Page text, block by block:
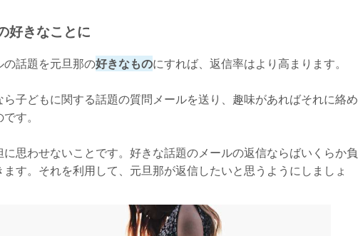
好きなことに
話題を元旦那の好きなものにすれば、返信率はより高まります。
子どもに関する話題の質問メールを送り、趣味があればそれに絡め
す。
思わせないことです。好きな話題のメールの返信ならばいくらか負
す。それを利用して、元旦那が返信したいと思うようにしましょ